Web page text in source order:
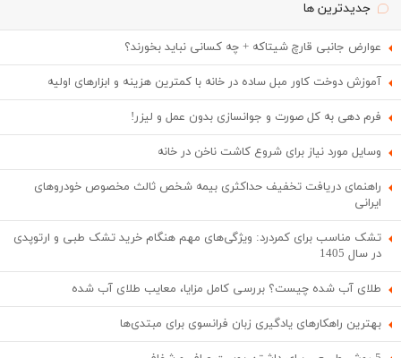
جدیدترین ها
عوارض جانبی قارچ شیتاکه + چه کسانی نباید بخورند؟
آموزش دوخت کاور مبل ساده در خانه با کمترین هزینه و ابزارهای اولیه
فرم دهی به کل صورت و جوانسازی بدون عمل و لیزر!
وسایل مورد نیاز برای شروع کاشت ناخن در خانه
راهنمای دریافت تخفیف حداکثری بیمه شخص ثالث مخصوص خودروهای
ایرانی
تشک مناسب برای کمردرد: ویژگی‌های مهم هنگام خرید تشک طبی و ارتوپدی
در سال 1405
طلای آب شده چیست؟ بررسی کامل مزایا، معایب طلای آب شده
بهترین راهکارهای یادگیری زبان فرانسوی برای مبتدی‌ها